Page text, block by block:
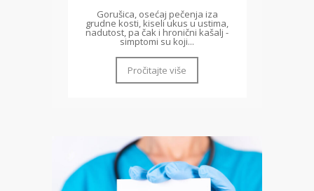
Gorušica, osećaj pečenja iza
grudne kosti, kiseli ukus u ustima,
nadutost, pa čak i hronični kašalj -
simptomi su koji...
Pročitajte više